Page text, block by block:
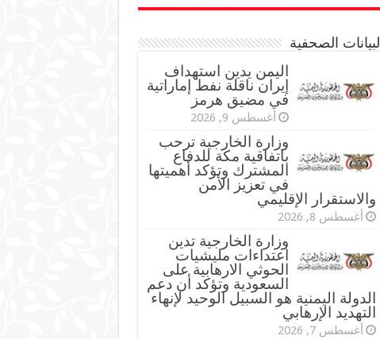
البيانات الصحفية
اليمن يدين استهداف
إيران ناقلة نفط إماراتية
في مضيق هرمز
أغسطس 9, 2026
وزارة الخارجية ترحب
باتفاقية مكة للدفاع
المشترك وتؤكد أهميتها
في تعزيز الأمن
والاستقرار الإقليمي
أغسطس 8, 2026
وزارة الخارجية تدين
اعتداءات مليشيات
الحوثي الارهابية على
السعودية وتؤكد أن دعم
الدولة اليمنية هو السبيل الوحيد لإنهاء
التهديد الإرهابي
أغسطس 7, 2026